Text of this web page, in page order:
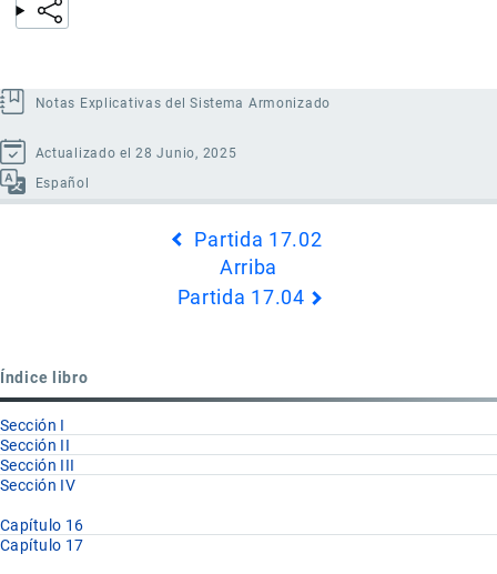
Notas Explicativas del Sistema Armonizado
Actualizado el 28 Junio, 2025
Español
17.03
Partida 17.02
Arriba
Partida 17.04
Índice libro
Sección I
Sección II
Sección III
Sección IV
Capítulo 16
Capítulo 17